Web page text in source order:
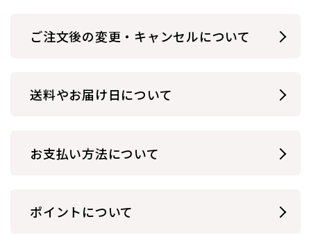
ご注文後の変更・ キャンセルについて
送料やお届け日について
お支払い方法について
ポイントについて